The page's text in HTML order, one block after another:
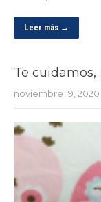
Leer más →
Te cuidamos,
noviembre 19, 2020